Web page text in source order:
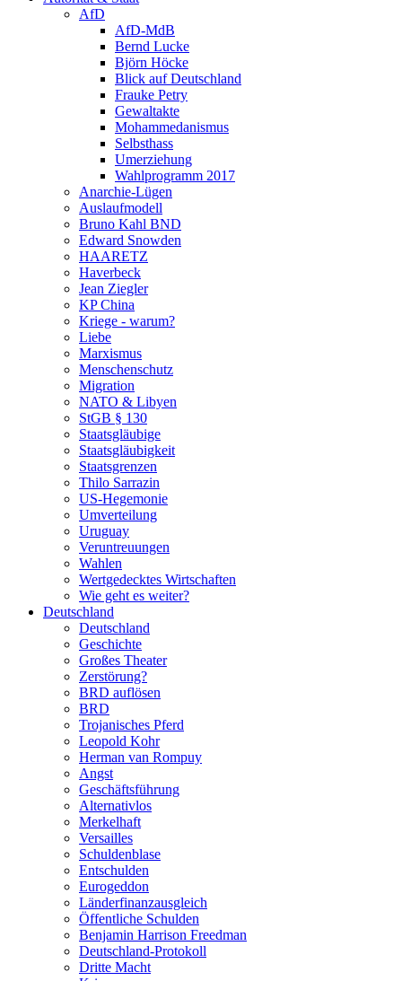
AfD
AfD-MdB
Bernd Lucke
Björn Höcke
Blick auf Deutschland
Frauke Petry
Gewaltakte
Mohammedanismus
Selbsthass
Umerziehung
Wahlprogramm 2017
Anarchie-Lügen
Auslaufmodell
Bruno Kahl BND
Edward Snowden
HAARETZ
Haverbeck
Jean Ziegler
KP China
Kriege - warum?
Liebe
Marxismus
Menschenschutz
Migration
NATO & Libyen
StGB § 130
Staatsgläubige
Staatsgläubigkeit
Staatsgrenzen
Thilo Sarrazin
US-Hegemonie
Umverteilung
Uruguay
Veruntreuungen
Wahlen
Wertgedecktes Wirtschaften
Wie geht es weiter?
Deutschland
Deutschland
Geschichte
Großes Theater
Zerstörung?
BRD auflösen
BRD
Trojanisches Pferd
Leopold Kohr
Herman van Rompuy
Angst
Geschäftsführung
Alternativlos
Merkelhaft
Versailles
Schuldenblase
Entschulden
Eurogeddon
Länderfinanzausgleich
Öffentliche Schulden
Benjamin Harrison Freedman
Deutschland-Protokoll
Dritte Macht